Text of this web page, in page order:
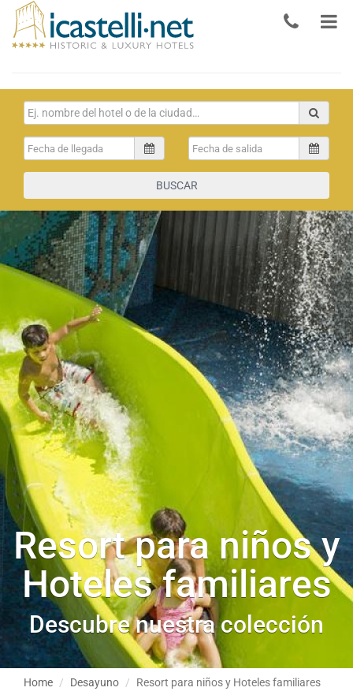
BUSCAR
Resort para niños y
Hoteles familiares
Descubre nuestra colección
Home Desayuno Resort para niños y Hoteles familiares